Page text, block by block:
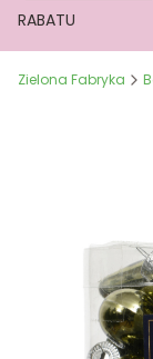
RABATU
Zielona Fabryka